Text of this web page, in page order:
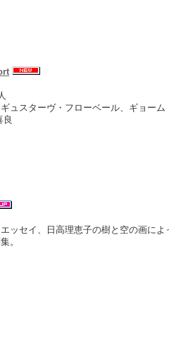
ュスターヴ・フローベール、ギョーム
良
ッセイ、日高理恵子の樹と空の画によ
。